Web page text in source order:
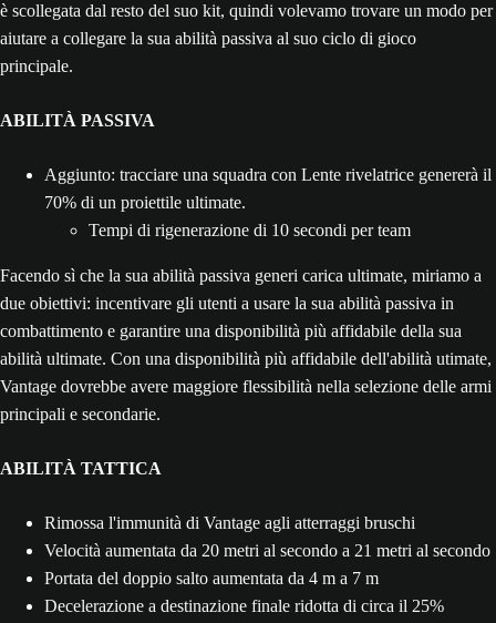
è scollegata dal resto del suo kit, quindi volevamo trovare un modo per
aiutare a collegare la sua abilità passiva al suo ciclo di gioco
principale.
ABILITÀ PASSIVA
Aggiunto: tracciare una squadra con Lente rivelatrice genererà il
70% di un proiettile ultimate.
Tempi di rigenerazione di 10 secondi per team
Facendo sì che la sua abilità passiva generi carica ultimate, miriamo a
due obiettivi: incentivare gli utenti a usare la sua abilità passiva in
combattimento e garantire una disponibilità più affidabile della sua
abilità ultimate. Con una disponibilità più affidabile dell'abilità utimate,
Vantage dovrebbe avere maggiore flessibilità nella selezione delle armi
principali e secondarie.
ABILITÀ TATTICA
Rimossa l'immunità di Vantage agli atterraggi bruschi
Velocità aumentata da 20 metri al secondo a 21 metri al secondo
Portata del doppio salto aumentata da 4 m a 7 m
Decelerazione a destinazione finale ridotta di circa il 25%